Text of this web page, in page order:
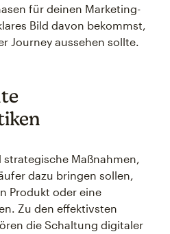
für deinen Marketing-
Bild davon bekommst,
Journey aussehen sollte.
Maßnahmen,
dazu bringen sollen,
Produkt oder eine
Zu den effektivsten
die Schaltung digitaler